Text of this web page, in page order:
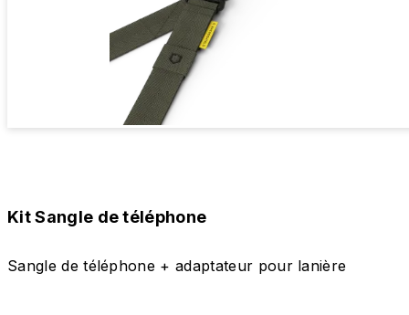
Kit Sangle de téléphone
Sangle de téléphone + adaptateur pour lanière